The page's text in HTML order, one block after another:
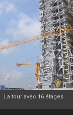
La tour avec 16 étages.